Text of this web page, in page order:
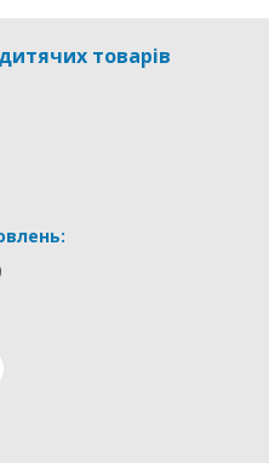
товарів